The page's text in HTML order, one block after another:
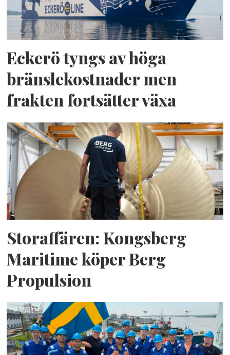
Eckerö tyngs av höga
bränslekostnader men
frakten fortsätter växa
Storaffären: Kongsberg
Maritime köper Berg
Propulsion